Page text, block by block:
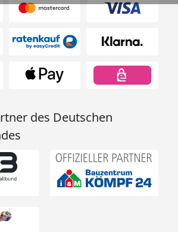
des Deutschen